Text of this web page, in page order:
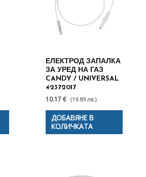
ЕЛЕКТРОД ЗАПАЛКА
ЗА УРЕД НА ГАЗ
CANDY / UNIVERSAL
42372017
10.17 € (19.89 лв.)
ДОБАВЯНЕ В
КОЛИЧКАТА